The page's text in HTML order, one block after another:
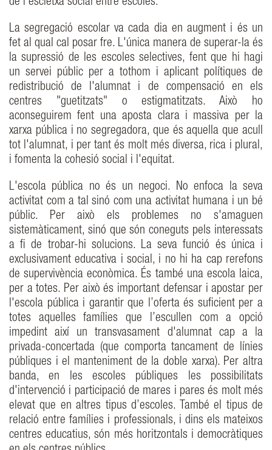
de l’escletxa social entre escoles.
La segregació escolar va cada dia en augment i és un
fet al qual cal posar fre. L'única manera de superar-la és
la supressió de les escoles selectives, fent que hi hagi
un servei públic per a tothom i aplicant polítiques de
redistribució de l'alumnat i de compensació en els
centres "guetitzats" o estigmatitzats. Això ho
aconseguirem fent una aposta clara i massiva per la
xarxa pública i no segregadora, que és aquella que acull
tot l'alumnat, i per tant és molt més diversa, rica i plural,
i fomenta la cohesió social i l'equitat.
L'escola pública no és un negoci. No enfoca la seva
activitat com a tal sinó com una activitat humana i un bé
públic. Per això els problemes no s'amaguen
sistemàticament, sinó que són coneguts pels interessats
a fi de trobar-hi solucions. La seva funció és única i
exclusivament educativa i social, i no hi ha cap rerefons
de supervivència econòmica. És també una escola laica,
per a totes. Per això és important defensar i apostar per
l'escola pública i garantir que l’oferta és suficient per a
totes aquelles famílies que l’escullen com a opció
impedint així un transvasament d'alumnat cap a la
privada-concertada (que comporta tancament de línies
públiques i el manteniment de la doble xarxa). Per altra
banda, en les escoles públiques les possibilitats
d'intervenció i participació de mares i pares és molt més
elevat que en altres tipus d’escoles. També el tipus de
relació entre famílies i professionals, i dins els mateixos
centres educatius, són més horitzontals i democràtiques